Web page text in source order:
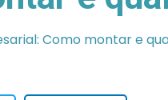
Como montar e